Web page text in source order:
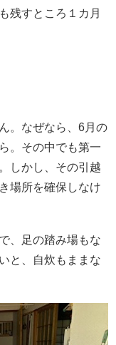
残すところ１カ月
。なぜなら、6月の
。その中でも第一
しかし、その引越
場所を確保しなけ
、足の踏み場もな
と、自炊もままな